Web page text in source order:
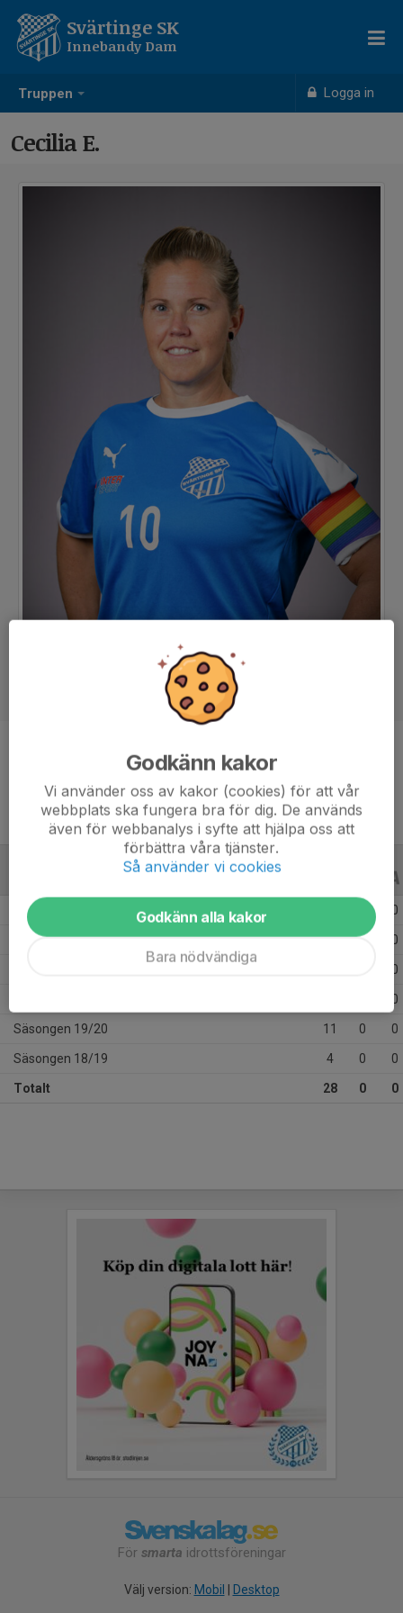
Truppen Logga in
Svärtinge SK
Innebandy Dam
Cecilia E.
Tränare IB Dam
Säsongen 24/25 0
Säsongen 23/24 7 0 0
0
0
Säsongen 19/20 11 0 0
Säsongen 18/19 4 0 0
Totalt 28 0 0
För smarta idrottsföreningar
Välj version: Mobil Desktop
Godkänn kakor
Vi använder oss av kakor (cookies) för att vår
webbplats ska fungera bra för dig. De används
även för webbanalys i syfte att hjälpa oss att
förbättra våra tjänster.
Så använder vi cookies
Godkänn alla kakor
Bara nödvändiga